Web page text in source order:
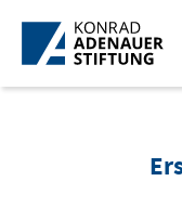
Skip to Main Content